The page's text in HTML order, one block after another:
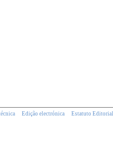
Edição electrónica Estatuto Editorial